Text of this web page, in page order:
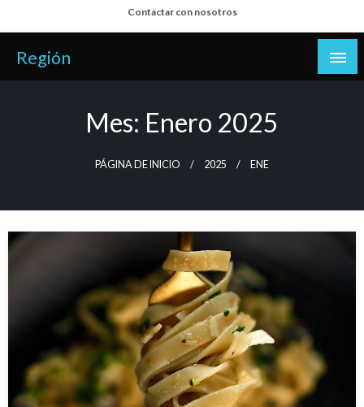
al
contenido
Contactar con nosotros
Región
Mes: Enero 2025
PÁGINA DE INICIO 2025 ENE